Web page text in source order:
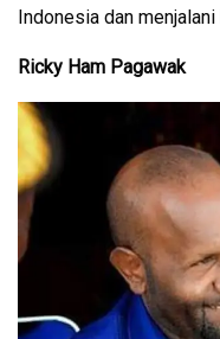
Indonesia dan
Ricky Ham Pagawak